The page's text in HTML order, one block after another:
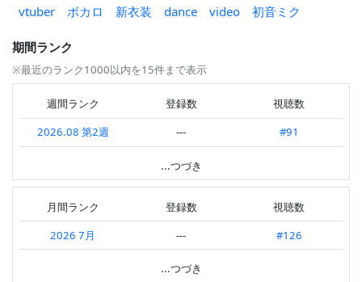
vtuber
ボカロ 新衣装 dance video 初音ミク
期間ランク
※最近のランク1000以内を15件まで表示
週間ランク 登録数
視聴数
2026.08 第2週
---
#91
---
2026.07 第4週
---
#195
2026.07 第3週
---
#94
2026.07 第2週
---
...つづき
月間ランク 登録数
視聴数
2026 7月
---
#126
#147
...つづき